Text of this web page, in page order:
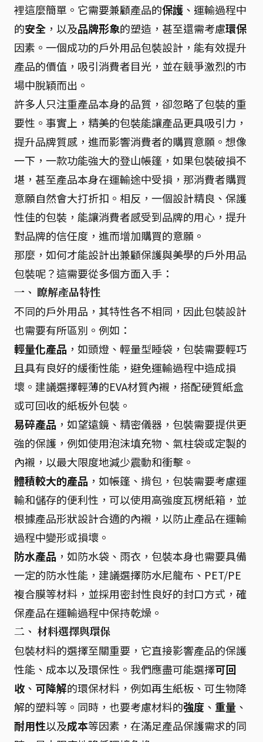
裡這麼簡單。它需要兼顧產品的保護 、運輸過程中
的安全 ，以及品牌形象的塑造，甚至還需考慮環保
因素。一個成功的戶外用品包裝設計，能有效提升
產品的價值，吸引消費者目光，並在競爭激烈的市
場中脫穎而出。
許多人只注重產品本身的品質，卻忽略了包裝的重
要性。事實上，精美的包裝能讓產品更具吸引力，
提升品牌質感，進而影響消費者的購買意願。想像
一下，一款功能強大的登山帳篷，如果包裝破損不
堪，甚至產品本身在運輸途中受損，那消費者購買
意願自然會大打折扣。相反，一個設計精良、保護
性佳的包裝，能讓消費者感受到品牌的用心，提升
對品牌的信任度，進而增加購買的意願。
那麼，如何才能設計出兼顧保護與美學的戶外用品
包裝呢？這需要從多個方面入手：
一、 瞭解產品特性
不同的戶外用品，其特性各不相同，因此包裝設計
也需要有所區別。例如：
輕量化產品 ，如頭燈、輕量型睡袋，包裝需要輕巧
且具有良好的緩衝性能，避免運輸過程中造成損
壞。建議選擇輕薄的EVA材質內襯，搭配硬質紙盒
或可回收的紙板外包裝。
易碎產品 ，如望遠鏡、精密儀器，包裝需要提供更
強的保護，例如使用泡沫填充物、氣柱袋或定製的
內襯，以最大限度地減少震動和衝擊。
體積較大的產品 ，如帳篷、揹包，包裝需要考慮運
輸和儲存的便利性，可以使用高強度瓦楞紙箱，並
根據產品形狀設計合適的內襯，以防止產品在運輸
過程中變形或損壞。
防水產品 ，如防水袋、雨衣，包裝本身也需要具備
一定的防水性能，建議選擇防水尼龍布、PET/PE
複合膜等材料，並採用密封性良好的封口方式，確
保產品在運輸過程中保持乾燥。
二、 材料選擇與環保
包裝材料的選擇至關重要，它直接影響產品的保護
性能、成本以及環保性。我們應盡可能選擇可回
收 、 可降解的環保材料，例如再生紙板、可生物降
解的塑料等。同時，也要考慮材料的強度 、 重量 、
耐用性以及成本等因素，在滿足產品保護需求的同